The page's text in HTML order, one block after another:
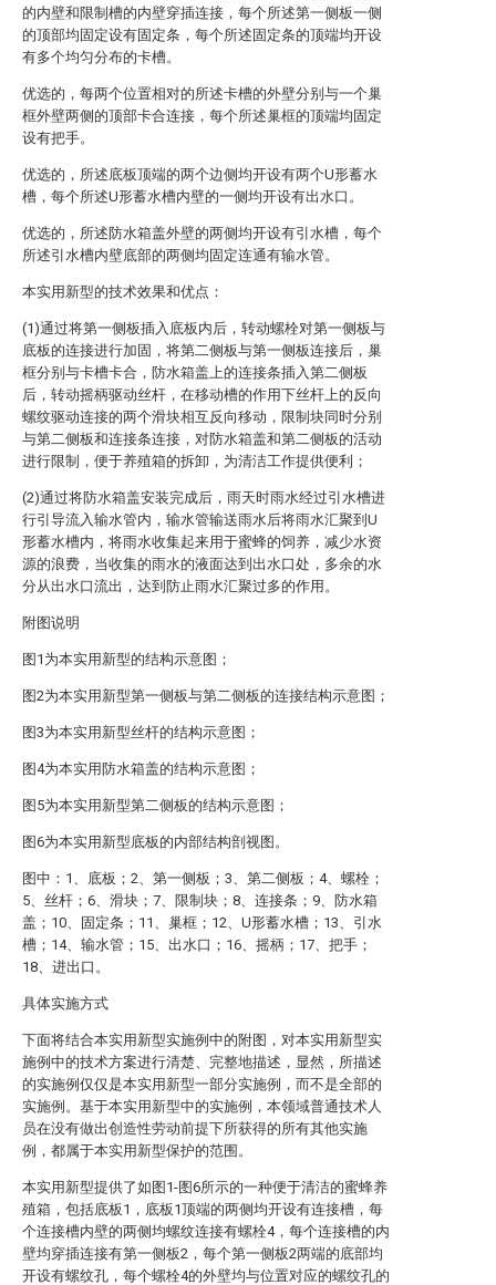
的内壁和限制槽的内壁穿插连接，每个所述第一侧板一侧
的顶部均固定设有固定条，每个所述固定条的顶端均开设
有多个均匀分布的卡槽。
优选的，每两个位置相对的所述卡槽的外壁分别与一个巢
框外壁两侧的顶部卡合连接，每个所述巢框的顶端均固定
设有把手。
优选的，所述底板顶端的两个边侧均开设有两个U形蓄水
槽，每个所述U形蓄水槽内壁的一侧均开设有出水口。
优选的，所述防水箱盖外壁的两侧均开设有引水槽，每个
所述引水槽内壁底部的两侧均固定连通有输水管。
本实用新型的技术效果和优点：
(1)通过将第一侧板插入底板内后，转动螺栓对第一侧板与
底板的连接进行加固，将第二侧板与第一侧板连接后，巢
框分别与卡槽卡合，防水箱盖上的连接条插入第二侧板
后，转动摇柄驱动丝杆，在移动槽的作用下丝杆上的反向
螺纹驱动连接的两个滑块相互反向移动，限制块同时分别
与第二侧板和连接条连接，对防水箱盖和第二侧板的活动
进行限制，便于养殖箱的拆卸，为清洁工作提供便利；
(2)通过将防水箱盖安装完成后，雨天时雨水经过引水槽进
行引导流入输水管内，输水管输送雨水后将雨水汇聚到U
形蓄水槽内，将雨水收集起来用于蜜蜂的饲养，减少水资
源的浪费，当收集的雨水的液面达到出水口处，多余的水
分从出水口流出，达到防止雨水汇聚过多的作用。
附图说明
图1为本实用新型的结构示意图；
图2为本实用新型第一侧板与第二侧板的连接结构示意图；
图3为本实用新型丝杆的结构示意图；
图4为本实用防水箱盖的结构示意图；
图5为本实用新型第二侧板的结构示意图；
图6为本实用新型底板的内部结构剖视图。
图中：1、底板；2、第一侧板；3、第二侧板；4、螺栓；
5、丝杆；6、滑块；7、限制块；8、连接条；9、防水箱
盖；10、固定条；11、巢框；12、U形蓄水槽；13、引水
槽；14、输水管；15、出水口；16、摇柄；17、把手；
18、进出口。
具体实施方式
下面将结合本实用新型实施例中的附图，对本实用新型实
施例中的技术方案进行清楚、完整地描述，显然，所描述
的实施例仅仅是本实用新型一部分实施例，而不是全部的
实施例。基于本实用新型中的实施例，本领域普通技术人
员在没有做出创造性劳动前提下所获得的所有其他实施
例，都属于本实用新型保护的范围。
本实用新型提供了如图1-图6所示的一种便于清洁的蜜蜂养
殖箱，包括底板1，底板1顶端的两侧均开设有连接槽，每
个连接槽内壁的两侧均螺纹连接有螺栓4，每个连接槽的内
壁均穿插连接有第一侧板2，每个第一侧板2两端的底部均
开设有螺纹孔，每个螺栓4的外壁均与位置对应的螺纹孔的